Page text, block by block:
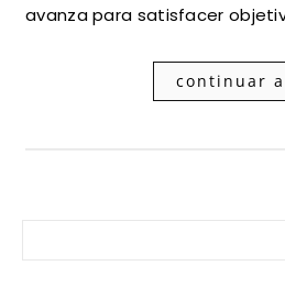
avanza para satisfacer
continuar